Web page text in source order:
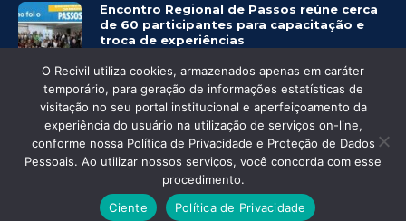
Encontro Regional de Passos reúne cerca
de 60 participantes para capacitação e
troca de experiências
0 278
© Recivil 2020 – Todos os direitos reservados.
Desenvolvido por:
O Recivil utiliza cookies, armazenados apenas em caráter
temporário, para geração de informações estatísticas de
visitação no seu portal institucional e aperfeiçoamento da
experiência do usuário na utilização de serviços on-line,
conforme nossa Política de Privacidade e Proteção de Dados
Pessoais. Ao utilizar nossos serviços, você concorda com esse
procedimento.
Ciente
Política de Privacidade